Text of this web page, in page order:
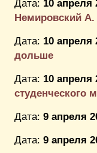
Дата: 10 апреля
Немировский
Дата: 10 апреля
дольше
Дата: 10 апреля
студенческого
Дата: 9 апреля
Дата: 9 апреля